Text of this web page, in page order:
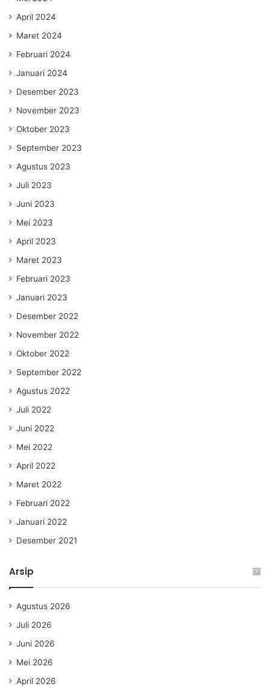
April 2024
Maret 2024
Februari 2024
Januari 2024
Desember 2023
November 2023
Oktober 2023
September 2023
Agustus 2023
Juli 2023
Juni 2023
Mei 2023
April 2023
Maret 2023
Februari 2023
Januari 2023
Desember 2022
November 2022
Oktober 2022
September 2022
Agustus 2022
Juli 2022
Juni 2022
Mei 2022
April 2022
Maret 2022
Februari 2022
Januari 2022
Desember 2021
Arsip
Agustus 2026
Juli 2026
Juni 2026
Mei 2026
April 2026